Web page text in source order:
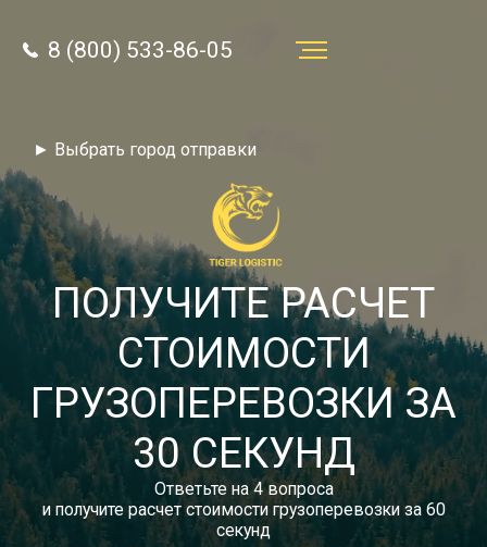
8 (800) 533-86-05
Звонок по России бесплатный
autotransport24@yandex.ru
Тарифы
Отзывы
Статьи
Новости
Документы
► Выбрать город отправки
8 (800) 533-86-05
ПОЛУЧИТЕ РАСЧЕТ
СТОИМОСТИ
ГРУЗОПЕРЕВОЗКИ ЗА
30 СЕКУНД
Ответьте на 4 вопроса
и получите расчет стоимости грузоперевозки за 60
секунд